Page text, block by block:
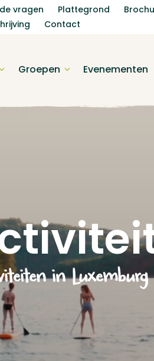
vragen Plattegrond
Contact
Groepen Evenementen
in Luxemburg